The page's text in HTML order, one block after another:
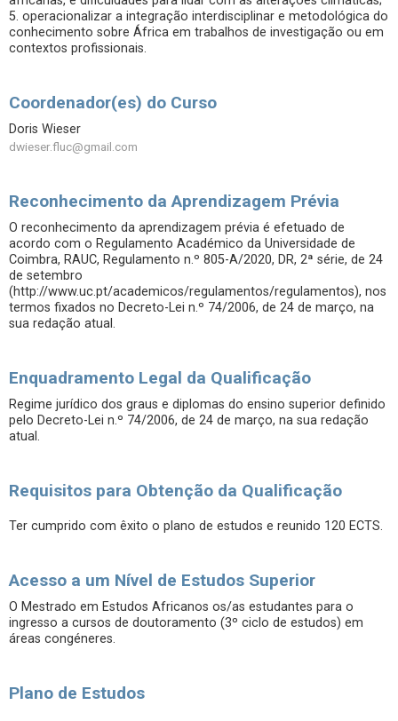
5. operacionalizar a integração interdisciplinar e metodológica do
conhecimento sobre África em trabalhos de investigação ou em
contextos profissionais.
Coordenador(es) do Curso
Doris Wieser
dwieser.fluc@gmail.com
Reconhecimento da Aprendizagem Prévia
O reconhecimento da aprendizagem prévia é efetuado de
acordo com o Regulamento Académico da Universidade de
Coimbra, RAUC, Regulamento n.º 805-A/2020, DR, 2ª série, de 24
de setembro
(http://www.uc.pt/academicos/regulamentos/regulamentos), nos
termos fixados no Decreto-Lei n.º 74/2006, de 24 de março, na
sua redação atual.
Enquadramento Legal da Qualificação
Regime jurídico dos graus e diplomas do ensino superior definido
pelo Decreto-Lei n.º 74/2006, de 24 de março, na sua redação
atual.
Requisitos para Obtenção da Qualificação
Ter cumprido com êxito o plano de estudos e reunido 120 ECTS.
Acesso a um Nível de Estudos Superior
O Mestrado em Estudos Africanos os/as estudantes para o
ingresso a cursos de doutoramento (3º ciclo de estudos) em
áreas congéneres.
Plano de Estudos